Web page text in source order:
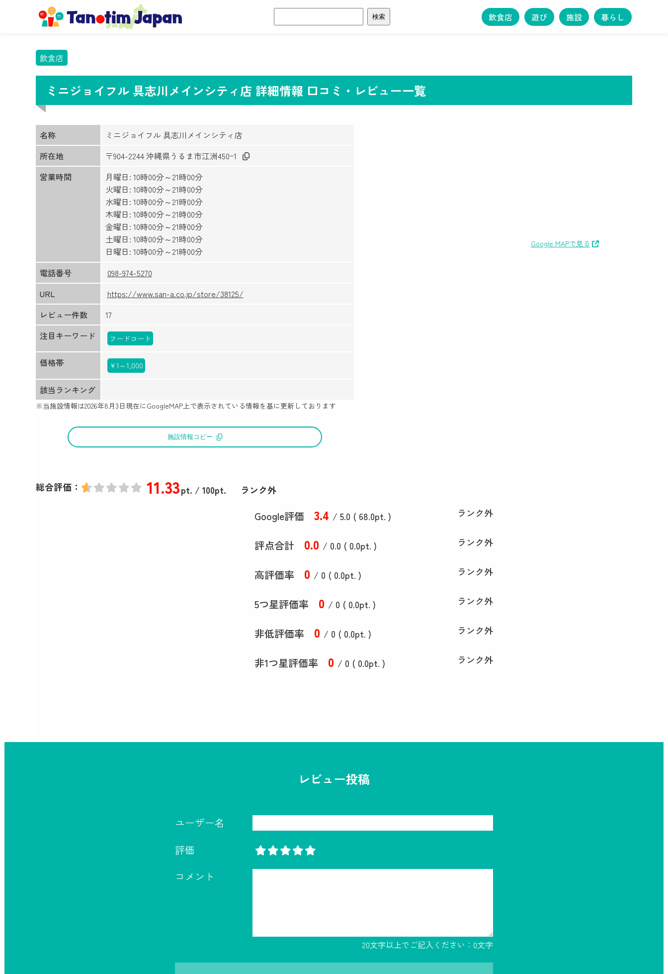
索:
飲食店 遊び 施設 暮らし
飲食店
ミニジョイフル 具志川メインシティ店 詳細情報 口コミ・レビュー一覧
名称
ミニジョイフル 具志川メインシティ店
所在地
〒904-2244 沖縄県うるま市江洲450ｰ1
営業時間
月曜日: 10時00分～21時00分
火曜日: 10時00分～21時00分
水曜日: 10時00分～21時00分
木曜日: 10時00分～21時00分
金曜日: 10時00分～21時00分
土曜日: 10時00分～21時00分
日曜日: 10時00分～21時00分
電話番号
098-974-5270
URL
https://www.san-a.co.jp/store/38125/
レビュー件数
17
注目キーワード
フードコート
価格帯 ￥1～1,000
該当ランキング
※当施設情報は2026年8月3日現在にGoogleMAP上で表示されている情報を基に更新しております
施設情報コピー
Google MAPで見る
総合評価： 11.33pt. / 100pt. ランク外
Google評価 3.4 / 5.0 ( 68.0pt. ) ランク外
評点合計 0.0 / 0.0 ( 0.0pt. ) ランク外
高評価率 0 / 0 ( 0.0pt. ) ランク外
5つ星評価率 0 / 0 ( 0.0pt. ) ランク外
非低評価率 0 / 0 ( 0.0pt. ) ランク外
非1つ星評価率 0 / 0 ( 0.0pt. ) ランク外
レビュー投稿
ユーザー名
評価
コメント
20文字以上でご記入ください： 0文字